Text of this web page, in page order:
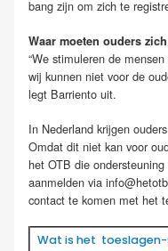
bang zijn om zich te
Waar moeten ouders
“We stimuleren de
wij kunnen niet voor de
legt Barriento uit.
In Nederland krijgen
Omdat dit niet kan voor
het OTB die
aanmelden via
contact te komen met het
Wat is het